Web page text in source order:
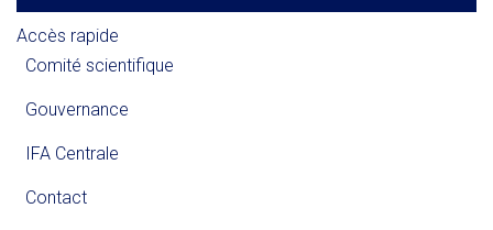
Accès rapide
Comité scientifique
Gouvernance
IFA Centrale
Contact